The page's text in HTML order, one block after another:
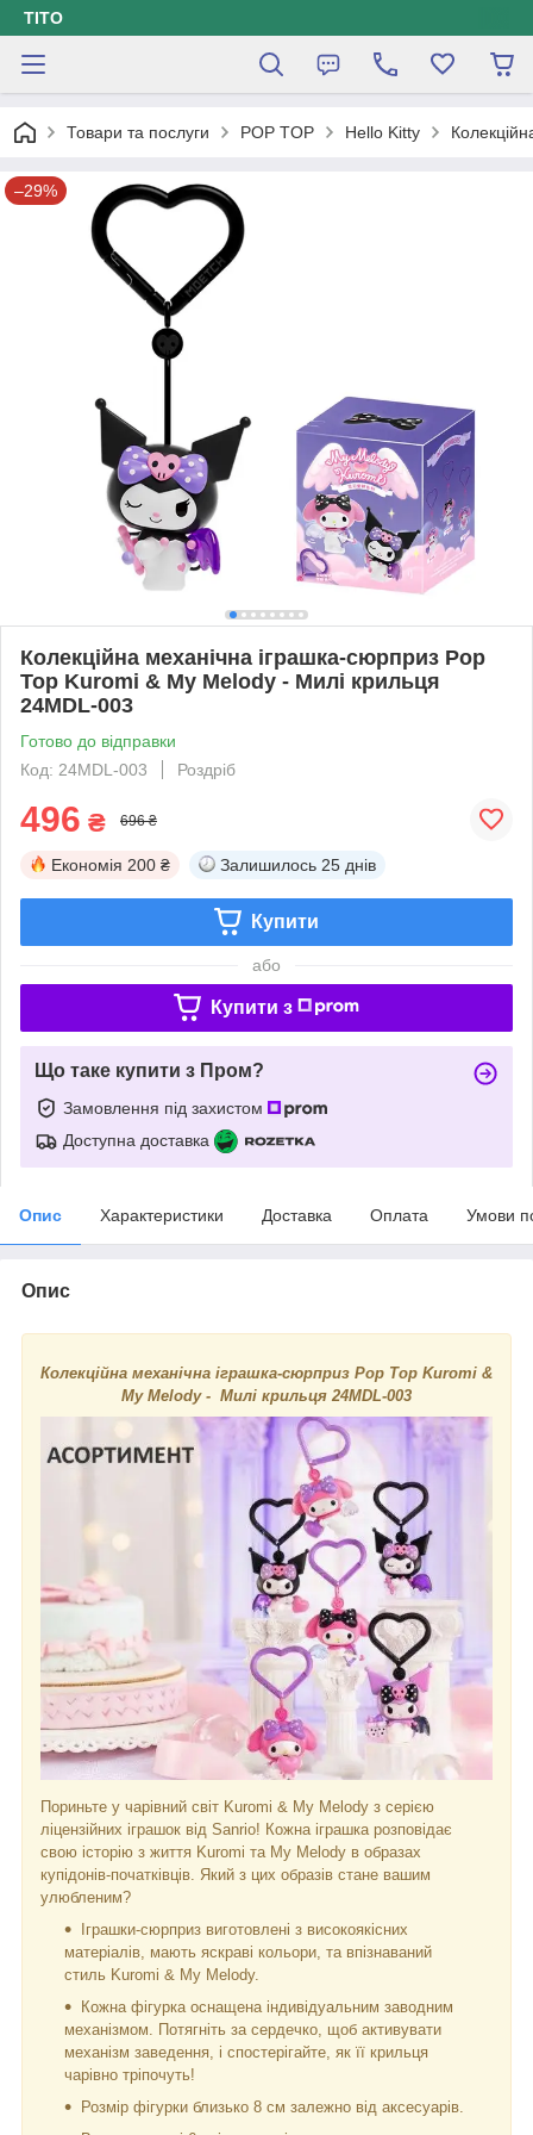
ТІТО
Товари та послуги POP TOP Hello Kitty
–29%
Колекційна механічна іграшка-сюрприз Pop
Top Kuromi & My Melody - Милі крильця
24MDL-003
Готово до відправки
Код: 24MDL-003
Роздріб
496 ₴ 696 ₴
Економія 200 ₴ Залишилось 25 днів
Купити
або
Купити з
Що таке купити з Пром?
Замовлення під захистом
Доступна доставка
Опис Характеристики Доставка Оплата Умови
Опис
Колекційна механічна іграшка-сюрприз Pop Top Kuromi &
My Melody - Милі крильця 24MDL-003
Пориньте у чарівний світ Kuromi & My Melody з серією
ліцензійних іграшок від Sanrio! Кожна іграшка розповідає
свою історію з життя Kuromi та My Melody в образах
купідонів-початківців. Який з цих образів стане вашим
улюбленим?
Іграшки-сюрприз виготовлені з високоякісних
матеріалів, мають яскраві кольори, та впізнаваний
стиль Kuromi & My Melody.
Кожна фігурка оснащена індивідуальним заводним
механізмом. Потягніть за сердечко, щоб активувати
механізм заведення, і спостерігайте, як її крильця
чарівно тріпочуть!
Розмір фігурки близько 8 см залежно від аксесуарів.